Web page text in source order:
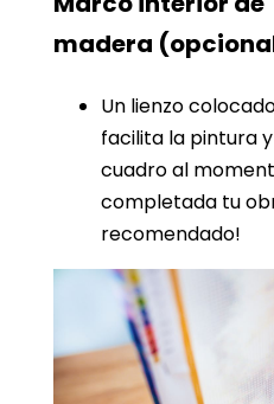
madera
Un lienzo
facilita la pintura
cuadro al
completada tu
recomendado!